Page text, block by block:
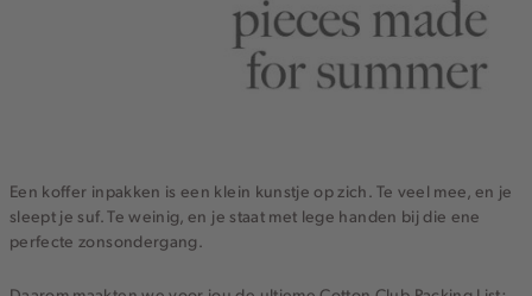
Een koffer inpakken is een klein kunstje op zich. Te veel mee, en je
sleept je suf. Te weinig, en je staat met lege handen bij die ene
perfecte zonsondergang.